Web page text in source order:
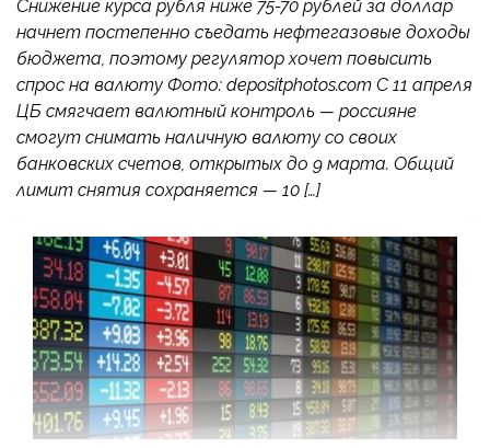
Снижение курса рубля ниже 75-70 рублей за доллар
начнет постепенно съедать нефтегазовые доходы
бюджета, поэтому регулятор хочет повысить
спрос на валюту Фото: depositphotos.com С 11 апреля
ЦБ смягчает валютный контроль — россияне
смогут снимать наличную валюту со своих
банковских счетов, открытых до 9 марта. Общий
лимит снятия сохраняется — 10 […]